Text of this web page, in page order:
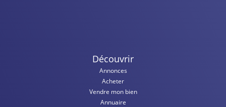
Découvrir
Annonces
Acheter
Vendre mon bien
Annuaire